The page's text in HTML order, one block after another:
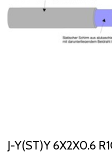
J-Y(ST)Y 6X2X0.6